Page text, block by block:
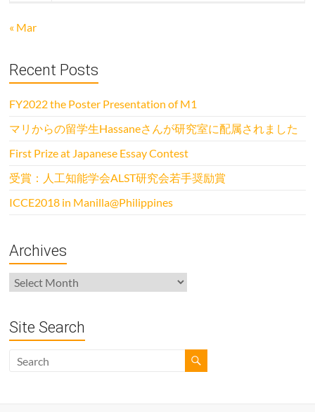
« Mar
Recent Posts
FY2022 the Poster Presentation of M1
マリからの留学生Hassaneさんが研究室に配属されました
First Prize at Japanese Essay Contest
受賞：人工知能学会ALST研究会若手奨励賞
ICCE2018 in Manilla@Philippines
Archives
Archives
Site Search